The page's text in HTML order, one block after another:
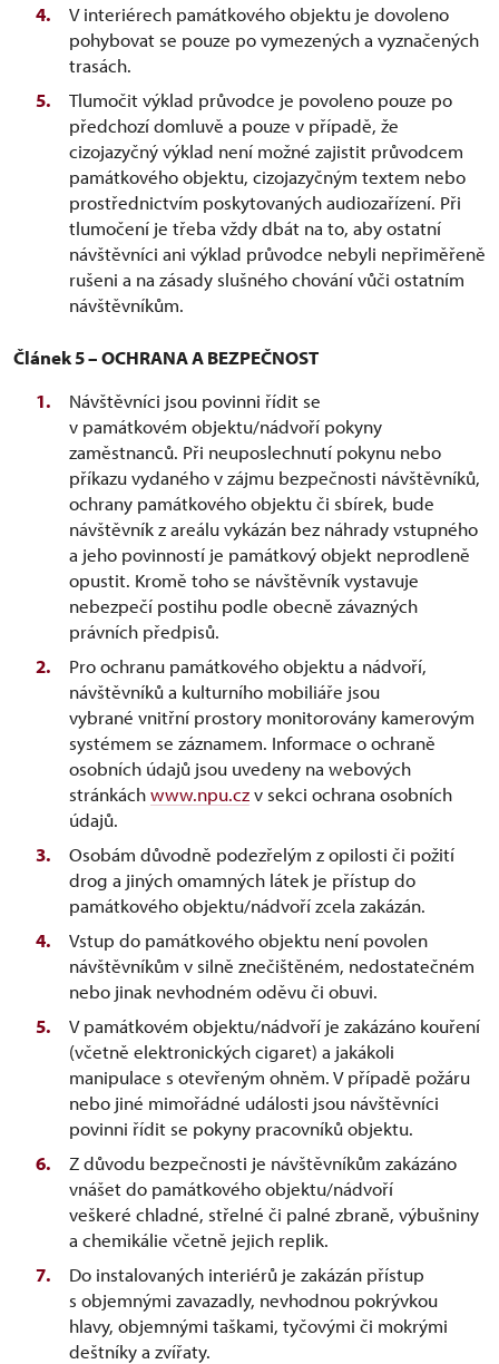
V interiérech památkového objektu je dovoleno
pohybovat se pouze po vymezených a vyznačených
trasách.
Tlumočit výklad průvodce je povoleno pouze po
předchozí domluvě a pouze v případě, že
cizojazyčný výklad není možné zajistit průvodcem
památkového objektu, cizojazyčným textem nebo
prostřednictvím poskytovaných audiozařízení. Při
tlumočení je třeba vždy dbát na to, aby ostatní
návštěvníci ani výklad průvodce nebyli nepřiměřeně
rušeni a na zásady slušného chování vůči ostatním
návštěvníkům.
Článek 5 – OCHRANA A BEZPEČNOST
Návštěvníci jsou povinni řídit se
v památkovém objektu/nádvoří pokyny
zaměstnanců. Při neuposlechnutí pokynu nebo
příkazu vydaného v zájmu bezpečnosti návštěvníků,
ochrany památkového objektu či sbírek, bude
návštěvník z areálu vykázán bez náhrady vstupného
a jeho povinností je památkový objekt neprodleně
opustit. Kromě toho se návštěvník vystavuje
nebezpečí postihu podle obecně závazných
právních předpisů.
Pro ochranu památkového objektu a nádvoří,
návštěvníků a kulturního mobiliáře jsou
vybrané vnitřní prostory monitorovány kamerovým
systémem se záznamem. Informace o ochraně
osobních údajů jsou uvedeny na webových
stránkáchwww.npu.czv sekci ochrana osobních
údajů.
Osobám důvodně podezřelým z opilosti či požití
drog a jiných omamných látek je přístup do
památkového objektu/nádvoří zcela zakázán.
Vstup do památkového objektu není povolen
návštěvníkům v silně znečištěném, nedostatečném
nebo jinak nevhodném oděvu či obuvi.
V památkovém objektu/nádvoří je zakázáno kouření
(včetně elektronických cigaret) a jakákoli
manipulace s otevřeným ohněm. V případě požáru
nebo jiné mimořádné události jsou návštěvníci
povinni řídit se pokyny pracovníků objektu.
Z důvodu bezpečnosti je návštěvníkům zakázáno
vnášet do památkového objektu/nádvoří
veškeré chladné, střelné či palné zbraně, výbušniny
a chemikálie včetně jejich replik.
Do instalovaných interiérů je zakázán přístup
s objemnými zavazadly, nevhodnou pokrývkou
hlavy, objemnými taškami, tyčovými či mokrými
deštníky a zvířaty.